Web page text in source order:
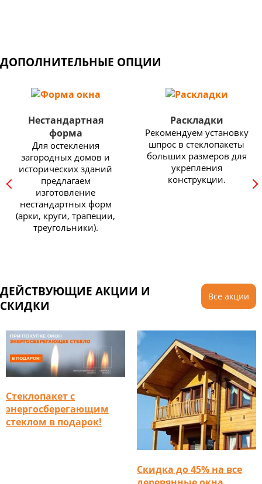
ДОПОЛНИТЕЛЬНЫЕ ОПЦИИ
Нестандартная
форма
Для остекления
загородных домов и
исторических зданий
предлагаем
изготовление
нестандартных форм
(арки, круги, трапеции,
треугольники).
Раскладки
Рекомендуем установку
шпрос в стеклопакеты
больших размеров для
укрепления
конструкции.
Все акции
ДЕЙСТВУЮЩИЕ АКЦИИ И
СКИДКИ
Стеклопакет с
энергосберегающим
стеклом в подарок!
Скидка до 45% на все